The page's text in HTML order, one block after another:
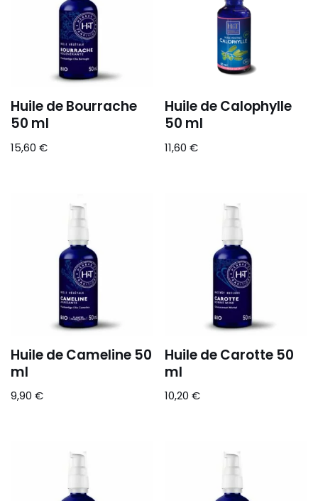
Huile de Bourrache
50 ml
15,60 €
Huile de Calophylle
50 ml
11,60€
Huile de Cameline 50
ml
9,90 €
Huile de Carotte 50
ml
10,20€